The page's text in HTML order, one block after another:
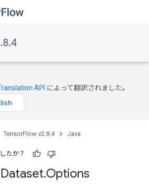
API によって翻訳されました。
TensorFlow v2.8.4 Java
たか？
Dataset.Options